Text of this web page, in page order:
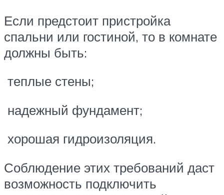
Если предстоит пристройка
спальни или гостиной, то в комнате
должны быть:
теплые стены;
надежный фундамент;
хорошая гидроизоляция.
Соблюдение этих требований даст
возможность подключить